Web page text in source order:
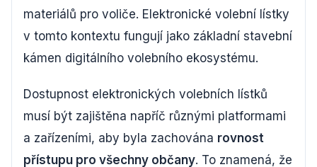
materiálů pro voliče. Elektronické volební lístky
v tomto kontextu fungují jako základní stavební
kámen digitálního volebního ekosystému.
Dostupnost elektronických volebních lístků
musí být zajištěna napříč různými platformami
a zařízeními, aby byla zachována rovnost
přístupu pro všechny občany. To znamená, že